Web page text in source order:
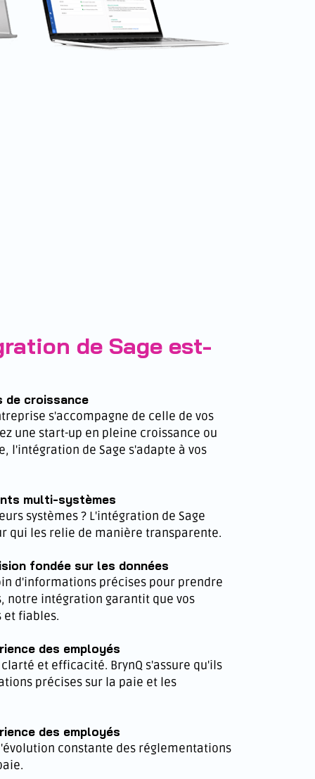
de Sage est-
de croissance
s'accompagne de celle de vos
une start-up en pleine croissance ou
l'intégration de Sage s'adapte à vos
multi-systèmes
systèmes ? L'intégration de Sage
qui les relie de manière transparente.
fondée sur les données
d'informations précises pour prendre
notre intégration garantit que vos
et fiables.
des employés
et efficacité. BrynQ s'assure qu'ils
précises sur la paie et les
des employés
constante des réglementations